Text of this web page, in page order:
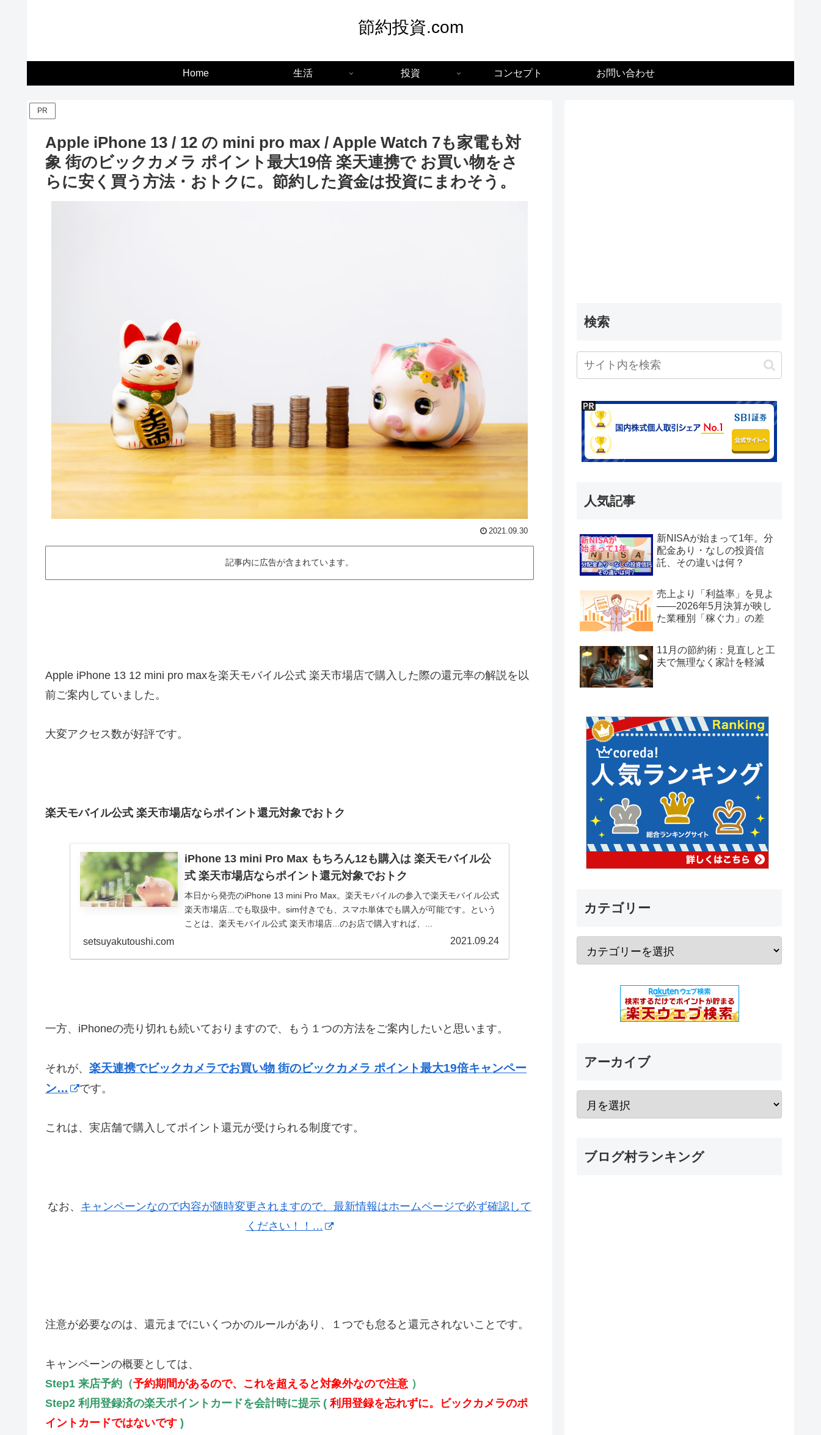
節約投資.com
Home 生活 投資 コンセプト お問い合わせ
PR
Apple iPhone 13 / 12 の mini pro max / Apple Watch 7も家電も対
象 街のビックカメラ ポイント最大19倍 楽天連携で お買い物をさ
らに安く買う方法・おトクに。節約した資金は投資にまわそう。
2021.09.30
記事内に広告が含まれています。
Apple iPhone 13 12 mini pro maxを楽天モバイル公式 楽天市場店で購入した際の還元率の解説を以
前ご案内していました。
大変アクセス数が好評です。
楽天モバイル公式 楽天市場店ならポイント還元対象でおトク
iPhone 13 mini Pro Max もちろん12も購入は 楽天モバイル公
式 楽天市場店ならポイント還元対象でおトク
本日から発売のiPhone 13 mini Pro Max。楽天モバイルの参入で楽天モバイル公式
楽天市場店...でも取扱中。sim付きでも、スマホ単体でも購入が可能です。という
ことは、楽天モバイル公式 楽天市場店...のお店で購入すれば、...
setsuyakutoushi.com 2021.09.24
一方、iPhoneの売り切れも続いておりますので、もう１つの方法をご案内したいと思います。
それが、 楽天連携でビックカメラでお買い物 街のビックカメラ ポイント最大19倍キャンペー
ン…
です。
これは、実店舗で購入してポイント還元が受けられる制度です。
なお、 キャンペーンなので内容が随時変更されますので、最新情報はホームページで必ず確認して
ください！！…
注意が必要なのは、還元までにいくつかのルールがあり、１つでも怠ると還元されないことです。
キャンペーンの概要としては、
Step1 来店予約（予約期間があるので、これを超えると対象外なので注意 ）
Step2 利用登録済の楽天ポイントカードを会計時に提示 (利用登録を忘れずに。ビックカメラのポ
イントカードではないです )
検索
人気記事
新NISAが始まって1年。分
配金あり・なしの投資信
託、その違いは何？
売上より「利益率」を見よ
——2026年5月決算が映し
た業種別「稼ぐ力」の差
11月の節約術：見直しと工
夫で無理なく家計を軽減
カテゴリー
アーカイブ
ブログ村ランキング